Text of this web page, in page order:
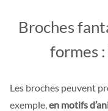
Broches
formes
Les broches peuvent
exemple,en motifs